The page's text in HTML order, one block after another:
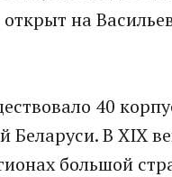
на
40
Беларуси. В XIX
большой